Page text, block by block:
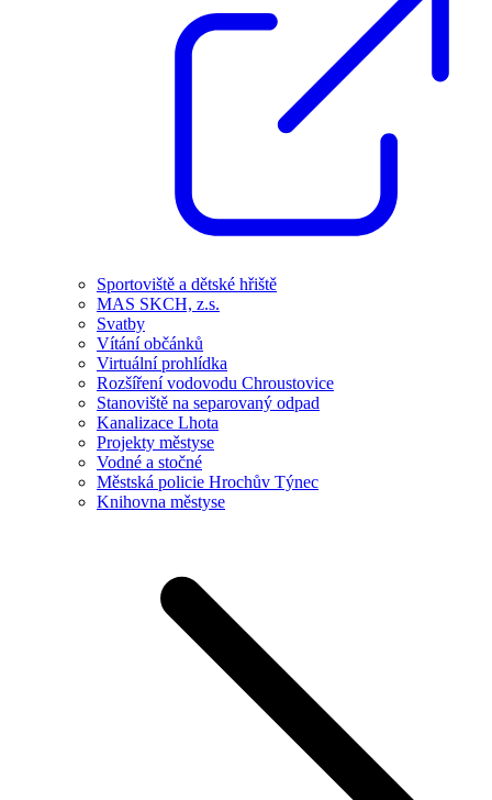
Sportoviště a dětské hřiště
MAS SKCH, z.s.
Svatby
Vítání občánků
Virtuální prohlídka
Rozšíření vodovodu Chroustovice
Stanoviště na separovaný odpad
Kanalizace Lhota
Projekty městyse
Vodné a stočné
Městská policie Hrochův Týnec
Knihovna městyse